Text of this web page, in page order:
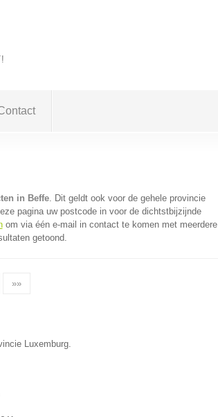
in Beffe. Dit geldt ook voor de gehele provincie
pagina uw postcode in voor de dichtstbijzijnde
om via één e-mail in contact te komen met meerdere
getoond.
»»
Luxemburg.